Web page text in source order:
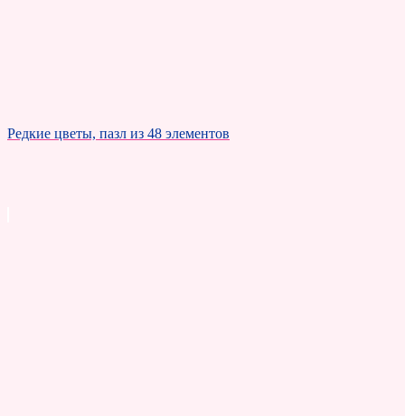
Редкие цветы, пазл из 48 элементов